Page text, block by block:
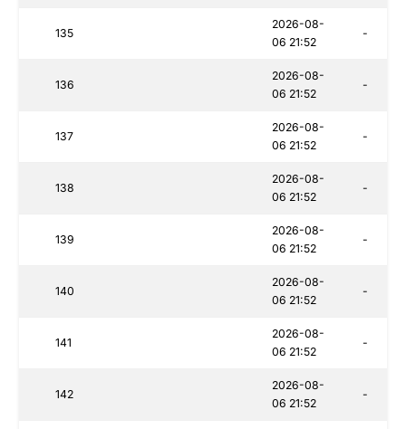
135
2026-08-
06 21:52
-
136
2026-08-
06 21:52
-
137
2026-08-
06 21:52
-
138
2026-08-
06 21:52
-
139
2026-08-
06 21:52
-
140
2026-08-
06 21:52
-
141
2026-08-
06 21:52
-
142
2026-08-
06 21:52
-